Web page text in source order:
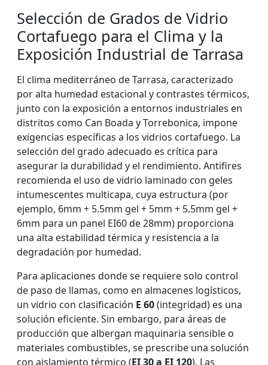
Selección de Grados de Vidrio
Cortafuego para el Clima y la
Exposición Industrial de Tarrasa
El clima mediterráneo de Tarrasa, caracterizado
por alta humedad estacional y contrastes térmicos,
junto con la exposición a entornos industriales en
distritos como Can Boada y Torrebonica, impone
exigencias específicas a los vidrios cortafuego. La
selección del grado adecuado es crítica para
asegurar la durabilidad y el rendimiento. Antifires
recomienda el uso de vidrio laminado con geles
intumescentes multicapa, cuya estructura (por
ejemplo, 6mm + 5.5mm gel + 5mm + 5.5mm gel +
6mm para un panel EI60 de 28mm) proporciona
una alta estabilidad térmica y resistencia a la
degradación por humedad.
Para aplicaciones donde se requiere solo control
de paso de llamas, como en almacenes logísticos,
un vidrio con clasificación E 60(integridad) es una
solución eficiente. Sin embargo, para áreas de
producción que albergan maquinaria sensible o
materiales combustibles, se prescribe una solución
con aislamiento térmico (EI 30 a EI 120). Las